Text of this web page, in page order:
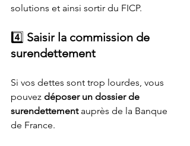
solutions et ainsi sortir du FICP.
4️⃣ Saisir la commission de
surendettement
Si vos dettes sont trop lourdes, vous
pouvez déposer un dossier de
surendettement auprès de la Banque
de France.